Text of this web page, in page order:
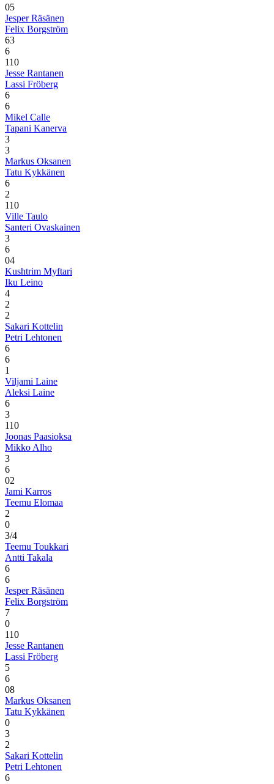
05
Jesper Räsänen
Felix Borgström
63
6
110
Jesse Rantanen
Lassi Fröberg
6
6
Mikel Calle
Tapani Kanerva
3
3
Markus Oksanen
Tatu Kykkänen
6
2
110
Ville Taulo
Santeri Ovaskainen
3
6
04
Kushtrim Myftari
Iku Leino
4
2
2
Sakari Kottelin
Petri Lehtonen
6
6
1
Viljami Laine
Aleksi Laine
6
3
110
Joonas Paasioksa
Mikko Alho
3
6
02
Jami Karros
Teemu Elomaa
2
0
3/4
Teemu Toukkari
Antti Takala
6
6
Jesper Räsänen
Felix Borgström
7
0
110
Jesse Rantanen
Lassi Fröberg
5
6
08
Markus Oksanen
Tatu Kykkänen
0
3
2
Sakari Kottelin
Petri Lehtonen
6